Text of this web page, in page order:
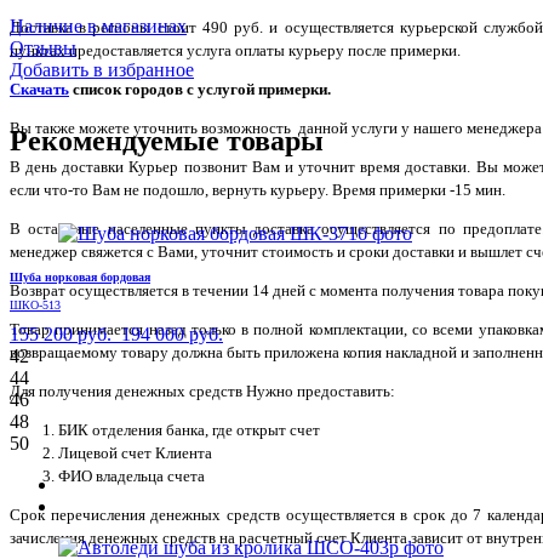
Доставка в регионы стоит 490 руб. и осуществляется курьерской
пунктах предоставляется услуга оплаты курьеру после примерки.
Скачать список городов с услугой примерки.
Вы также можете уточнить возможность данной услуги у нашего
В день доставки Курьер позвонит Вам и уточнит время доставки. Вы
если что-то Вам не подошло, вернуть курьеру. Время примерки -15 мин.
В остальные населенные пункты доставка осуществляется по
менеджер свяжется с Вами, уточнит стоимость и сроки доставки и вышлет
Возврат осуществляется в течении 14 дней с момента получения товара
Товар принимается назад только в полной комплектации, со всеми
возвращаемому товару должна быть приложена копия накладной и
Для получения денежных средств Нужно предоставить:
БИК отделения банка, где открыт счет
Лицевой счет Клиента
ФИО владельца счета
Срок перечисления денежных средств осуществляется в срок до 7
зачисления денежных средств на расчетный счет Клиента зависит от
Наличие в магазинах
Отзывы
Добавить в избранное
Рекомендуемые товары
Шуба норковая бордовая
ШКО-513
155 200 руб. 194 000 руб.
42
44
46
48
50